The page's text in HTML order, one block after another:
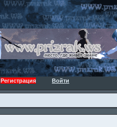
Регистрация Войти